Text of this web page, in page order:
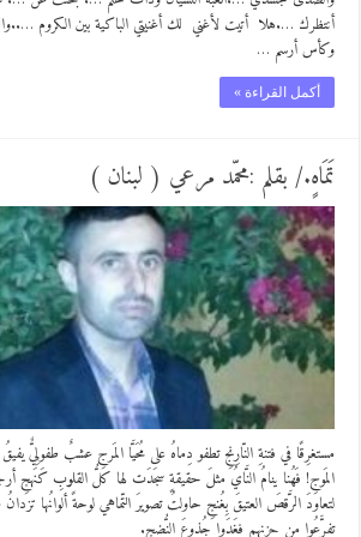
أنتظرك ….هلا أتيت لأغني لك أغنيتي الباكية بين الكروم
وكأس أرسم …
أكمل القراءة »
تَمَاهٍ./ بقلم :محمّد مرعي ( لبنان )
مستغرِقًا في فتنةِ النّارِنجِ تطفو دِماهُ على مُحَيَّا المَرجِ عشبٌ طفولِيٌّ
المَوجِ! فَهُنا ينامُ النَّايُ مثلَ حقيقةٍ سجَدَت لها كلُّ القلوبِ كَنَهجِ
لتعاودَ الرَّقصَ العتيقَ بِغُنجِ حاولتُ تصويرَ التّماهي لوحةً ألوانُها
تفرَّعُوا من حزنِهم فغَدَوا جُذوعَ النُّضجِ.